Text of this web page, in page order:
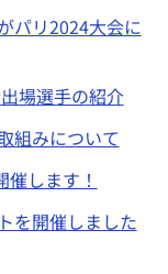
パリ2024大会に
場選手の紹介
組みについて
します！
を開催しました